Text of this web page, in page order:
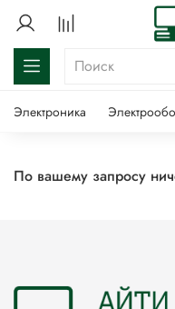
Электроника
По вашему запросу